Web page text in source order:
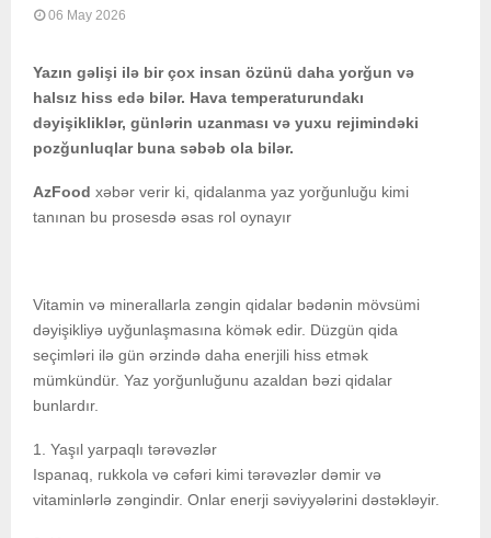
06 May 2026
Yazın gəlişi ilə bir çox insan özünü daha yorğun və
halsız hiss edə bilər. Hava temperaturundakı
dəyişikliklər, günlərin uzanması və yuxu rejimindəki
pozğunluqlar buna səbəb ola bilər.
AzFood xəbər verir ki, qidalanma yaz yorğunluğu kimi
tanınan bu prosesdə əsas rol oynayır
Vitamin və minerallarla zəngin qidalar bədənin mövsümi
dəyişikliyə uyğunlaşmasına kömək edir. Düzgün qida
seçimləri ilə gün ərzində daha enerjili hiss etmək
mümkündür. Yaz yorğunluğunu azaldan bəzi qidalar
bunlardır.
1. Yaşıl yarpaqlı tərəvəzlər
Ispanaq, rukkola və cəfəri kimi tərəvəzlər dəmir və
vitaminlərlə zəngindir. Onlar enerji səviyyələrini dəstəkləyir.